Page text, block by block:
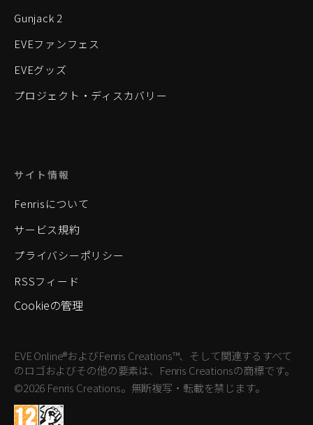
Gunjack 2
EVEファンフェス
EVEグッズ
プロジェクト・ディスカバリー
サイト情報
Fenrisについて
サービス規約
プライバシーポリシー
RSSフィード
Cookieの管理
EVE Online®およびFenris Creations™、そして関連するすべて
のロゴおよびその他の要素は、Fenris Creationsの商標です。
©2026 Fenris Creations。無断複写・転載を禁じます。